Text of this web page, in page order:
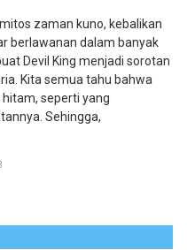
zaman kuno, kebalikan
berlawanan dalam banyak
Devil King menjadi sorotan
Kita semua tahu bahwa
seperti yang
Sehingga,